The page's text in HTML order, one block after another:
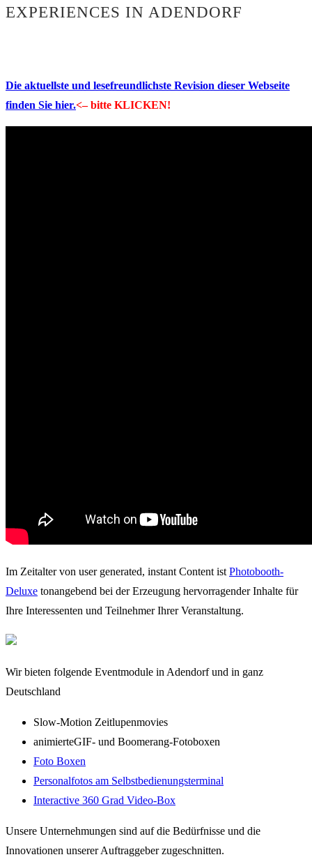
EXPERIENCES IN ADENDORF
Die aktuellste und lesefreundlichste Revision dieser Webseite
finden Sie hier.<– bitte KLICKEN!
Im Zeitalter von user generated, instant Content ist Photobooth-
Deluxe tonangebend bei der Erzeugung hervorragender Inhalte für
Ihre Interessenten und Teilnehmer Ihrer Veranstaltung.
Wir bieten folgende Eventmodule in Adendorf und in ganz
Deutschland
Slow-Motion Zeitlupenmovies
animierteGIF- und Boomerang-Fotoboxen
Foto Boxen
Personalfotos am Selbstbedienungsterminal
Interactive 360 Grad Video-Box
Unsere Unternehmungen sind auf die Bedürfnisse und die
Innovationen unserer Auftraggeber zugeschnitten.